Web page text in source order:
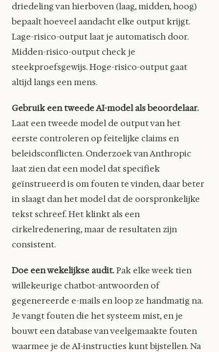
driedeling van hierboven (laag, midden, hoog)
bepaalt hoeveel aandacht elke output krijgt.
Lage-risico-output laat je automatisch door.
Midden-risico-output check je
steekproefsgewijs. Hoge-risico-output gaat
altijd langs een mens.
Gebruik een tweede AI-model als beoordelaar.
Laat een tweede model de output van het
eerste controleren op feitelijke claims en
beleidsconflicten. Onderzoek van Anthropic
laat zien dat een model dat specifiek
geïnstrueerd is om fouten te vinden, daar beter
in slaagt dan het model dat de oorspronkelijke
tekst schreef. Het klinkt als een
cirkelredenering, maar de resultaten zijn
consistent.
Doe een wekelijkse audit.Pak elke week tien
willekeurige chatbot-antwoorden of
gegenereerde e-mails en loop ze handmatig na.
Je vangt fouten die het systeem mist, en je
bouwt een database van veelgemaakte fouten
waarmee je de AI-instructies kunt bijstellen. Na